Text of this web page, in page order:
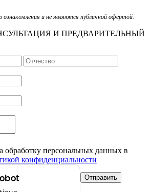
ознакомления и не являются публичной офертой.
И ПРЕДВАРИТЕЛЬНЫЙ
обработку персональных данных в
конфиденциальности